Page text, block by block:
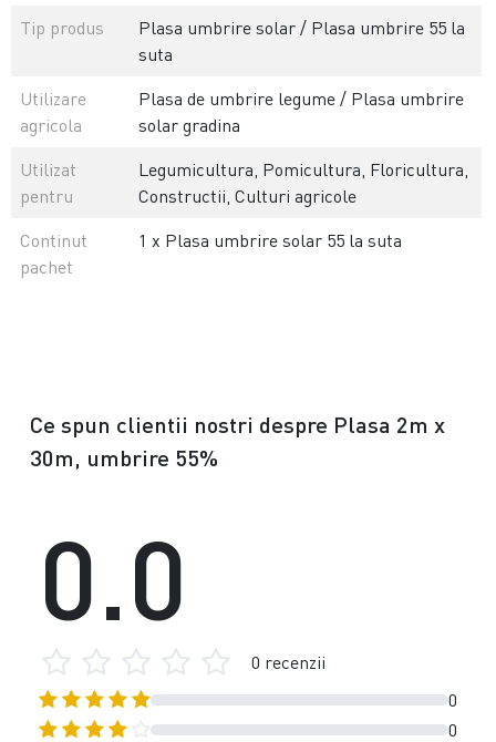
Tip produs
Plasa umbrire solar / Plasa umbrire 55 la
suta
Utilizare
agricola
Plasa de umbrire legume / Plasa umbrire
solar gradina
Utilizat
pentru
Legumicultura, Pomicultura, Floricultura,
Constructii, Culturi agricole
Continut
pachet
1 x Plasa umbrire solar 55 la suta
Ce spun clientii nostri despre Plasa 2m x
30m, umbrire 55%
0
0
0.0
0 recenzii